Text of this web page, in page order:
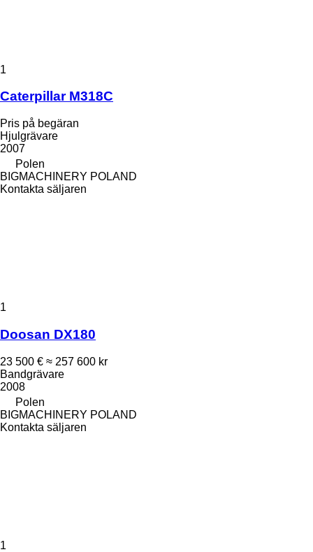
1
Caterpillar M318C
Pris på begäran
Hjulgrävare
2007
Polen
BIGMACHINERY POLAND
Kontakta säljaren
1
Doosan DX180
23 500 € ≈ 257 600 kr
Bandgrävare
2008
Polen
BIGMACHINERY POLAND
Kontakta säljaren
1